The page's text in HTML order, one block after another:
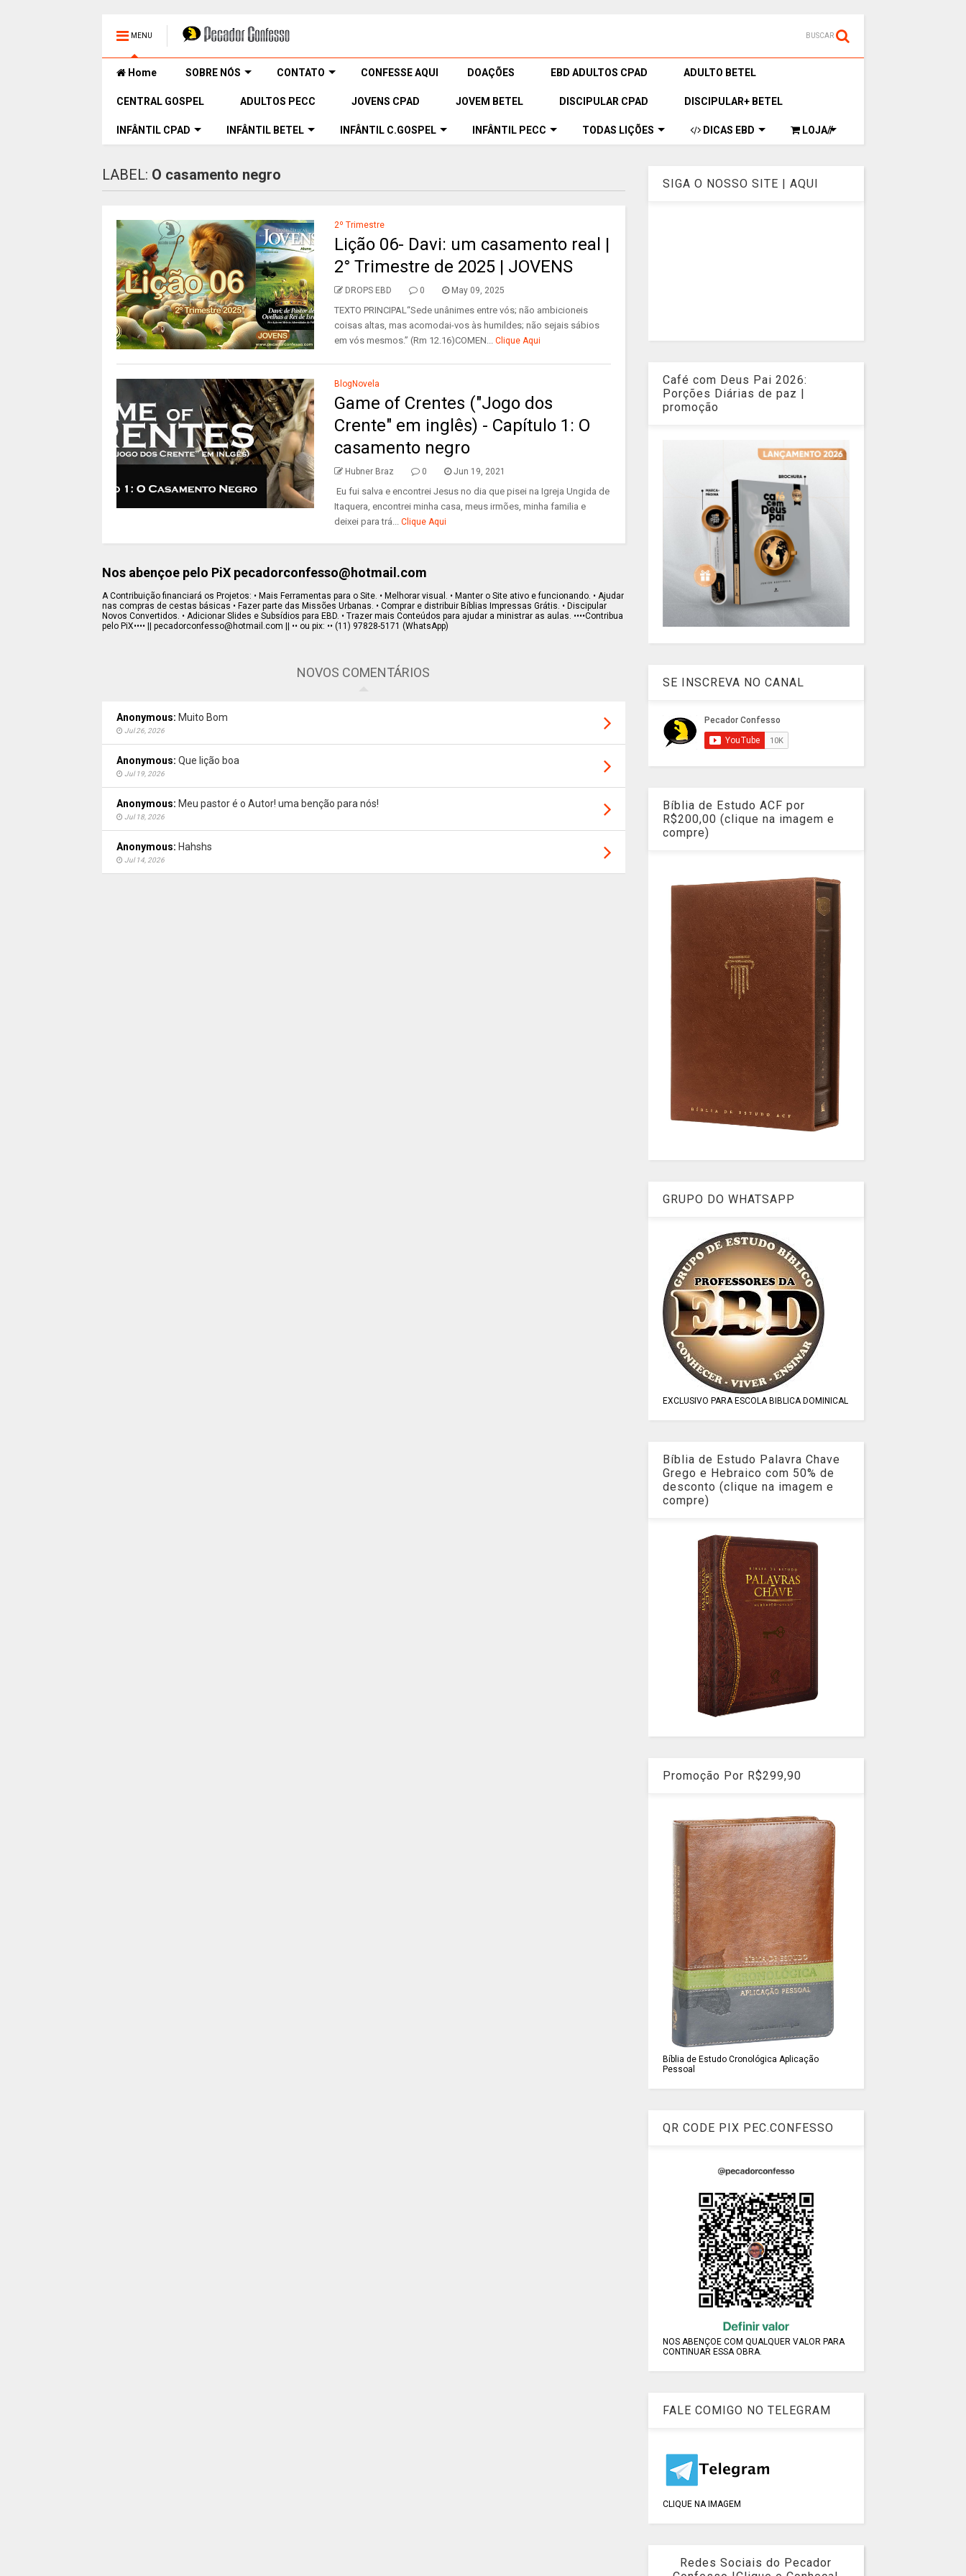
MENU BUSCAR
Home SOBRE NÓS CONTATO CONFESSE AQUI DOAÇÕES EBD ADULTOS CPAD ADULTO BETEL
CENTRAL GOSPEL ADULTOS PECC JOVENS CPAD JOVEM BETEL DISCIPULAR CPAD DISCIPULAR+ BETEL
INFÂNTIL CPAD INFÂNTIL BETEL INFÂNTIL C.GOSPEL INFÂNTIL PECC TODAS LIÇÕES DICAS EBD LOJA//
LABEL: O casamento negro
2º Trimestre
Lição 06- Davi: um casamento real |
2° Trimestre de 2025 | JOVENS
DROPS EBD 0 May 09, 2025
TEXTO PRINCIPAL“Sede unânimes entre vós; não ambicioneis
coisas altas, mas acomodai-vos às humildes; não sejais sábios
em vós mesmos.” (Rm 12.16)COMEN... Clique Aqui
BlogNovela
Game of Crentes ("Jogo dos
Crente" em inglês) - Capítulo 1: O
casamento negro
Hubner Braz 0 Jun 19, 2021
Eu fui salva e encontrei Jesus no dia que pisei na Igreja Ungida de
Itaquera, encontrei minha casa, meus irmões, minha familia e
deixei para trá... Clique Aqui
Nos abençoe pelo PiX pecadorconfesso@hotmail.com
A Contribuição financiará os Projetos: • Mais Ferramentas para o Site. • Melhorar visual. • Manter o Site ativo e funcionando. • Ajudar
nas compras de cestas básicas • Fazer parte das Missões Urbanas. • Comprar e distribuir Bíblias Impressas Grátis. • Discipular
Novos Convertidos. • Adicionar Slides e Subsídios para EBD. • Trazer mais Conteúdos para ajudar a ministrar as aulas. ••••Contribua
pelo PiX•••• || pecadorconfesso@hotmail.com || •• ou pix: •• (11) 97828-5171 (WhatsApp)
NOVOS COMENTÁRIOS
Anonymous: Muito Bom
Jul 26, 2026
Anonymous: Que lição boa
Jul 19, 2026
Anonymous: Meu pastor é o Autor! uma benção para nós!
Jul 18, 2026
Anonymous: Hahshs
Jul 14, 2026
SIGA O NOSSO SITE | AQUI
Café com Deus Pai 2026:
Porções Diárias de paz |
promoção
SE INSCREVA NO CANAL
Bíblia de Estudo ACF por
R$200,00 (clique na imagem e
compre)
GRUPO DO WHATSAPP
EXCLUSIVO PARA ESCOLA BIBLICA DOMINICAL
Bíblia de Estudo Palavra Chave
Grego e Hebraico com 50% de
desconto (clique na imagem e
compre)
Promoção Por R$299,90
Bíblia de Estudo Cronológica Aplicação
Pessoal
QR CODE PIX PEC.CONFESSO
NOS ABENÇOE COM QUALQUER VALOR PARA
CONTINUAR ESSA OBRA.
FALE COMIGO NO TELEGRAM
CLIQUE NA IMAGEM
Redes Sociais do Pecador